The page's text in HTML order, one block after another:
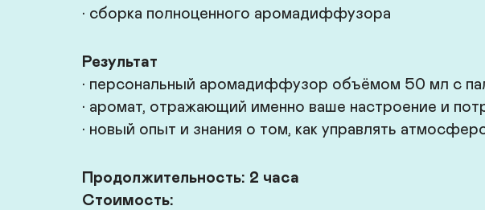
• сборка полноценного аромадиффузора
Результат
• персональный аромадиффузор объёмом 50 мл с
• аромат, отражающий именно ваше настроение и
• новый опыт и знания о том, как управлять
Продолжительность: 2 часа
Стоимость: